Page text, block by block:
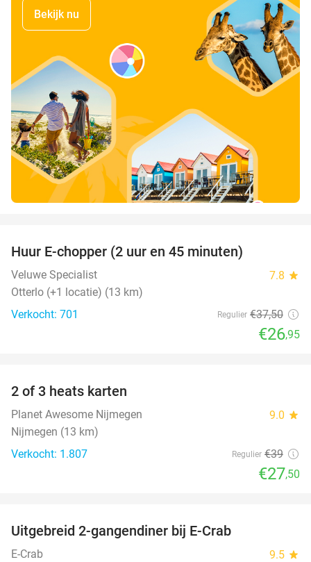
Bekijk nu
Huur E-chopper (2 uur en 45 minuten)
Veluwe Specialist 7.8 star
Otterlo (+1 locatie) (13 km)
Verkocht: 701
Regulier €37,50
€26,95
2 of 3 heats karten
Planet Awesome Nijmegen 9.0 star
Nijmegen (13 km)
Verkocht: 1.807
Regulier €39
€27,50
Uitgebreid 2-gangendiner bij E-Crab
E-Crab 9.5 star